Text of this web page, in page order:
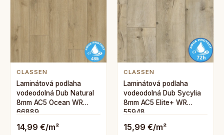
CLASSEN
Laminátová podlaha
vodeodolná Dub Natural
8mm AC5 Ocean WR
66889
14,99 €/m²
CLASSEN
Laminátová podlaha
vodeodolná Dub Sycylia
8mm AC5 Elite+ WR
55948
15,99 €/m²